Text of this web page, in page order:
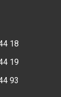
18
19
93